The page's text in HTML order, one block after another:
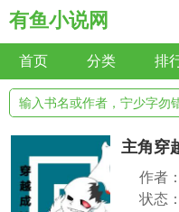
有鱼小说网
首页 分类 排
主角穿
作者：
状态